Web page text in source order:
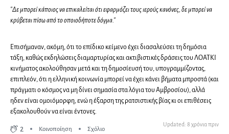
"Δε μπορεί κάποιος να επικαλείται ότι εφαρμόζει τους ιερούς κανόνες, δε μπορεί να
κρύβεται πίσω από το οποιοδήποτε δόγμα."
Επισήμαναν, ακόμη, ότι το επίδικο κείμενο έχει διασαλεύσει τη δημόσια
τάξη, καθώς εκδηλώσεις διαμαρτυρίας και ακτιβιστικές δράσεις του ΛΟΑΤΚΙ
κινήματος ακολούθησαν μετά και τη δημοσίευσή του, υπογραμμίζοντας,
επιπλεόν, ότι η ελληνική κοινωνία μπορεί να έχει κάνει βήματα μπροστά (και
πράγματι ο κόσμος να μη δίνει σημασία στα λόγια του Αμβροσίου), αλλά
ηδεν είναι ομοιόμορφη, ενώ η έξαρση της ρατσιστικής βίας κι οι επιθέσεις
εξακολουθούν να είναι έντονες.
Updated: 8 χρόνια πριν
2 Κοινοποίηση Σχόλιο